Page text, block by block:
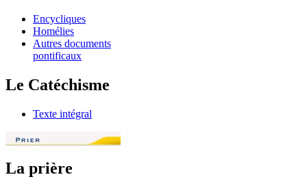
Encycliques
Homélies
Autres documents
pontificaux
Le Catéchisme
Texte intégral
La prière